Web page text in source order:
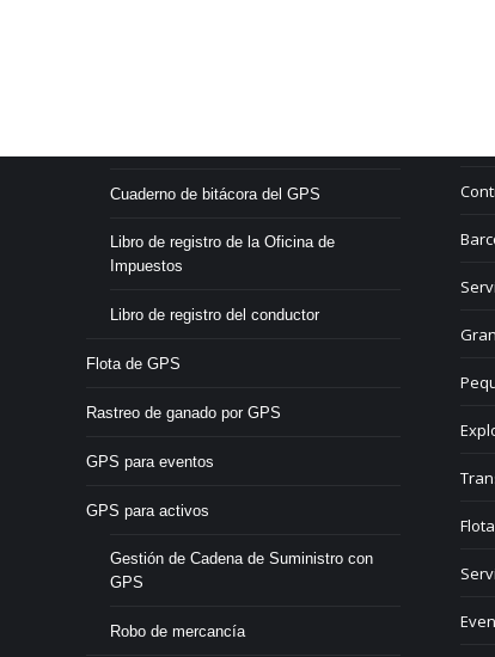
Cuaderno de bitácora del GPS
Libro de registro de la Oficina de
Impuestos
Libro de registro del conductor
Flota de GPS
Rastreo de ganado por GPS
GPS para eventos
GPS para activos
Gestión de Cadena de Suministro con
GPS
Robo de mercancía